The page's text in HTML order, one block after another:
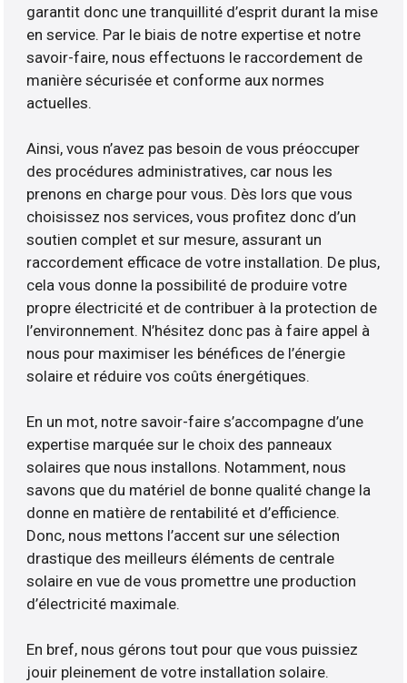
garantit donc une tranquillité d’esprit durant la mise
en service. Par le biais de notre expertise et notre
savoir-faire, nous effectuons le raccordement de
manière sécurisée et conforme aux normes
actuelles.
Ainsi, vous n’avez pas besoin de vous préoccuper
des procédures administratives, car nous les
prenons en charge pour vous. Dès lors que vous
choisissez nos services, vous profitez donc d’un
soutien complet et sur mesure, assurant un
raccordement efficace de votre installation. De plus,
cela vous donne la possibilité de produire votre
propre électricité et de contribuer à la protection de
l’environnement. N’hésitez donc pas à faire appel à
nous pour maximiser les bénéfices de l’énergie
solaire et réduire vos coûts énergétiques.
En un mot, notre savoir-faire s’accompagne d’une
expertise marquée sur le choix des panneaux
solaires que nous installons. Notamment, nous
savons que du matériel de bonne qualité change la
donne en matière de rentabilité et d’efficience.
Donc, nous mettons l’accent sur une sélection
drastique des meilleurs éléments de centrale
solaire en vue de vous promettre une production
d’électricité maximale.
En bref, nous gérons tout pour que vous puissiez
jouir pleinement de votre installation solaire.